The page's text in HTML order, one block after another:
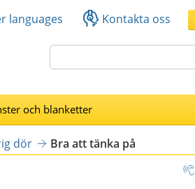
languages Kontakta oss
och blanketter
dör Bra att tänka på